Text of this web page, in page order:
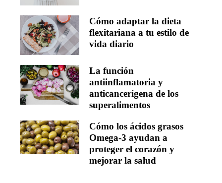
Cómo adaptar la dieta
flexitariana a tu estilo de
vida diario
La función
antiinflamatoria y
anticancerígena de los
superalimentos
Cómo los ácidos grasos
Omega-3 ayudan a
proteger el corazón y
mejorar la salud